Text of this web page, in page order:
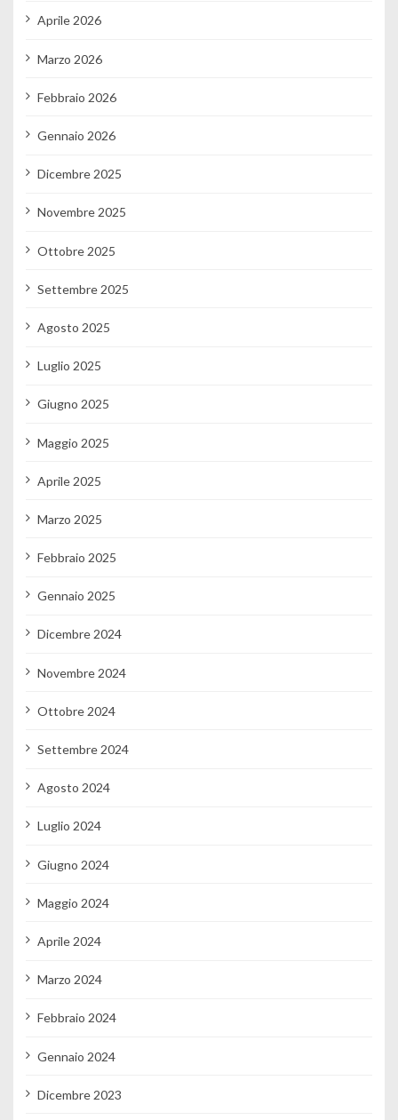
Aprile 2026
Marzo 2026
Febbraio 2026
Gennaio 2026
Dicembre 2025
Novembre 2025
Ottobre 2025
Settembre 2025
Agosto 2025
Luglio 2025
Giugno 2025
Maggio 2025
Aprile 2025
Marzo 2025
Febbraio 2025
Gennaio 2025
Dicembre 2024
Novembre 2024
Ottobre 2024
Settembre 2024
Agosto 2024
Luglio 2024
Giugno 2024
Maggio 2024
Aprile 2024
Marzo 2024
Febbraio 2024
Gennaio 2024
Dicembre 2023